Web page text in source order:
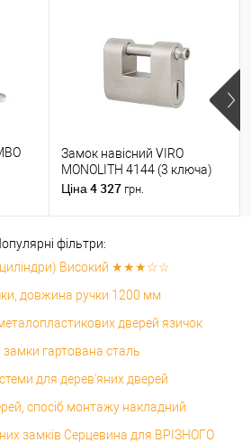
Замок навісний VIRO
MONOLITH 4144 (3 ключа)
Ціна 4 327 грн.
фільтри:
Високий ★★★☆☆
довжина ручки 1200 мм
дверей язичок
замки гартована сталь
для дерев'яних дверей
спосіб монтажу накладний
замків Серцевина для ВРІЗНОГО